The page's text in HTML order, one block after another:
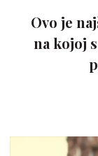
Ovo je
na kojoj